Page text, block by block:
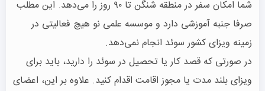
شما امکان سفر در منطقه شنگن تا ۹۰ روز را می‌دهد. این مطلب
صرفا جنبه آموزشی دارد و موسسه علمی نو هیچ فعالیتی در
زمینه ویزای کشور سوئد انجام نمی‌دهد.
در صورتی که قصد کار یا تحصیل در سوئد را دارید، باید برای
ویزای بلند مدت یا مجوز اقامت اقدام کنید. علاوه بر این، اعضای